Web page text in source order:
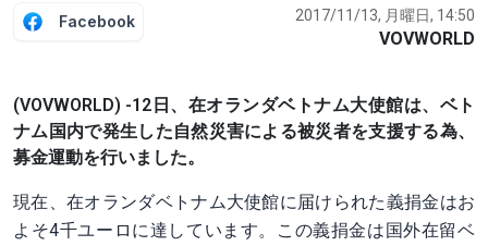
Facebook 2017/11/13, 月曜日, 14:50
VOVWORLD
(VOVWORLD) -12日、在オランダベトナム大使館は、ベト
ナム国内で発生した自然災害による被災者を支援する為、
募金運動を行いました。
現在、在オランダベトナム大使館に届けられた義捐金はお
よそ4千ユーロに達しています。この義捐金は国外在留ベ